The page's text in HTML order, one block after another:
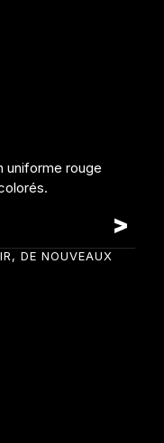
DE NOUVEAUX